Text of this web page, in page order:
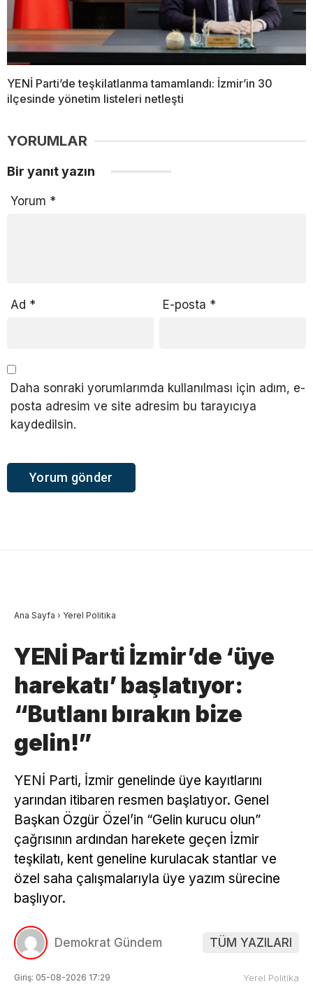
YENİ Parti’de teşkilatlanma tamamlandı: İzmir’in 30
ilçesinde yönetim listeleri netleşti
YORUMLAR
Bir yanıt yazın
Yorum *
Ad * E-posta *
Daha sonraki yorumlarımda kullanılması için adım, e-
posta adresim ve site adresim bu tarayıcıya
kaydedilsin.
Ana Sayfa › Yerel Politika
YENİ Parti İzmir’de ‘üye
harekatı’ başlatıyor:
“Butlanı bırakın bize
gelin!”
YENİ Parti, İzmir genelinde üye kayıtlarını
yarından itibaren resmen başlatıyor. Genel
Başkan Özgür Özel’in “Gelin kurucu olun”
çağrısının ardından harekete geçen İzmir
teşkilatı, kent geneline kurulacak stantlar ve
özel saha çalışmalarıyla üye yazım sürecine
başlıyor.
Demokrat Gündem TÜM YAZILARI
Giriş: 05-08-2026 17:29
Yerel Politika